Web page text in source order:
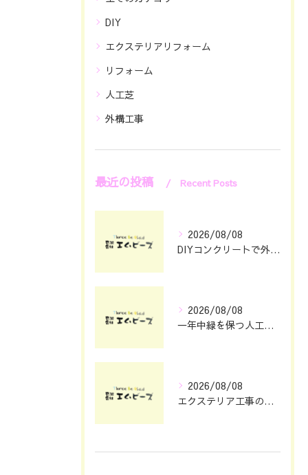
DIY
エクステリアリフォーム
リフォーム
人工芝
外構工事
最近の投稿 Recent Posts
2026/08/08
DIYコンクリートで外構をおしゃれに仕上げる具体的なポイント集
2026/08/08
一年中緑を保つ人工芝の魅力と選び方
2026/08/08
エクステリア工事の理想を静岡県浜松市で叶える費用とデザインのポイント